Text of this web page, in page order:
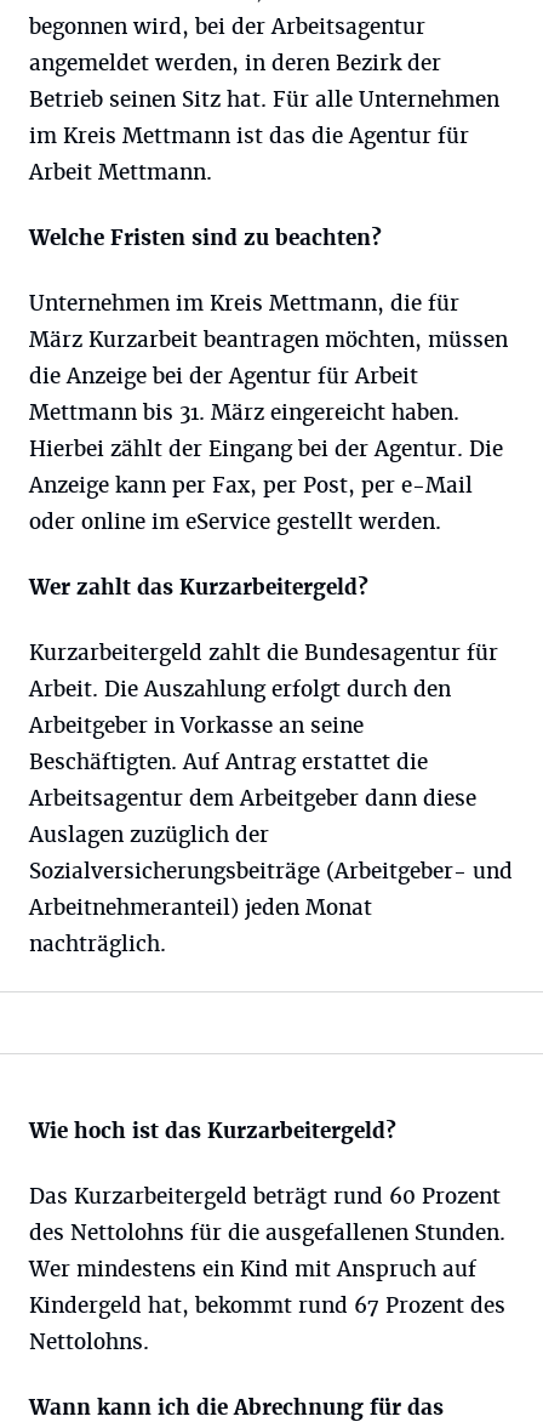
begonnen wird, bei der Arbeitsagentur
angemeldet werden, in deren Bezirk der
Betrieb seinen Sitz hat. Für alle Unternehmen
im Kreis Mettmann ist das die Agentur für
Arbeit Mettmann.
Welche Fristen sind zu beachten?
Unternehmen im Kreis Mettmann, die für
März Kurzarbeit beantragen möchten, müssen
die Anzeige bei der Agentur für Arbeit
Mettmann bis 31. März eingereicht haben.
Hierbei zählt der Eingang bei der Agentur. Die
Anzeige kann per Fax, per Post, per e-Mail
oder online im eService gestellt werden.
Wer zahlt das Kurzarbeitergeld?
Kurzarbeitergeld zahlt die Bundesagentur für
Arbeit. Die Auszahlung erfolgt durch den
Arbeitgeber in Vorkasse an seine
Beschäftigten. Auf Antrag erstattet die
Arbeitsagentur dem Arbeitgeber dann diese
Auslagen zuzüglich der
Sozialversicherungsbeiträge (Arbeitgeber- und
Arbeitnehmeranteil) jeden Monat
nachträglich.
Wie hoch ist das Kurzarbeitergeld?
Das Kurzarbeitergeld beträgt rund 60 Prozent
des Nettolohns für die ausgefallenen Stunden.
Wer mindestens ein Kind mit Anspruch auf
Kindergeld hat, bekommt rund 67 Prozent des
Nettolohns.
Wann kann ich die Abrechnung für das